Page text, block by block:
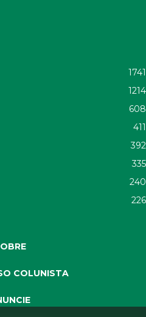
1741
1214
608
411
392
335
240
226
COLUNISTA